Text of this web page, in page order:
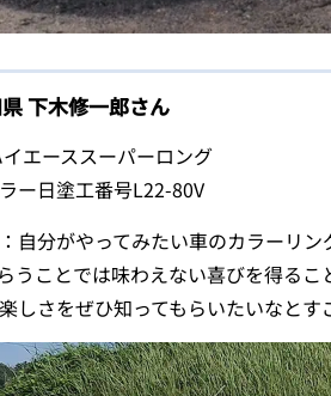
下木修一郎さん
エーススーパーロング
ー日塗工番号L22-80V
自分がやってみたい車のカラーリ
うことでは味わえない喜びを得る
しさをぜひ知ってもらいたいなとす